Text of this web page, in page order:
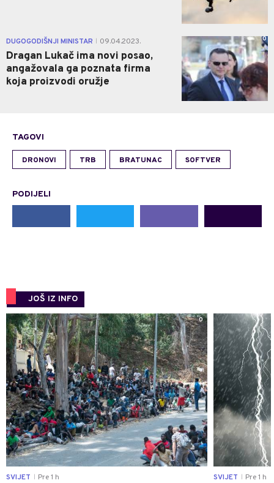
DUGOGODIŠNJI MINISTAR 09.04.2023.
Dragan Lukač ima novi posao,
angažovala ga poznata firma
koja proizvodi oružje
0
TAGOVI
DRONOVI TRB BRATUNAC SOFTVER
PODIJELI
JOŠ IZ INFO
0
SVIJET Pre 1 h SVIJET Pre 1 h